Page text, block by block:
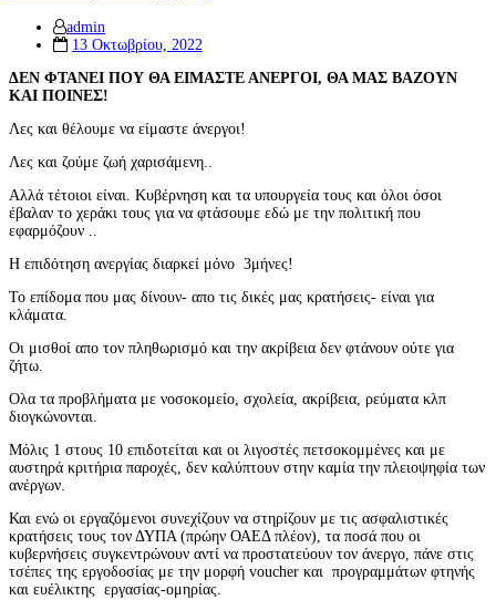
admin
Posted
13 Οκτωβρίου, 2022
ΔΕΝ ΦΤΑΝΕΙ ΠΟΥ ΘΑ ΕΙΜΑΣΤΕ ΑΝΕΡΓΟΙ, ΘΑ ΜΑΣ ΒΑΖΟΥΝ
ΚΑΙ ΠΟΙΝΕΣ!
Λες και θέλουμε να είμαστε άνεργοι!
Λες και ζούμε ζωή χαρισάμενη..
Αλλά τέτοιοι είναι. Κυβέρνηση και τα υπουργεία τους και όλοι όσοι
έβαλαν το χεράκι τους για να φτάσουμε εδώ με την πολιτική που
εφαρμόζουν ..
Η επιδότηση ανεργίας διαρκεί μόνο 3μήνες!
Το επίδομα που μας δίνουν- απο τις δικές μας κρατήσεις- είναι για
κλάματα.
Οι μισθοί απο τον πληθωρισμό και την ακρίβεια δεν φτάνουν ούτε για
ζήτω.
Ολα τα προβλήματα με νοσοκομείο, σχολεία, ακρίβεια, ρεύματα κλπ
διογκώνονται.
Μόλις 1 στους 10 επιδοτείται και οι λιγοστές πετσοκομμένες και με
αυστηρά κριτήρια παροχές, δεν καλύπτουν στην καμία την πλειοψηφία των
ανέργων.
Και ενώ οι εργαζόμενοι συνεχίζουν να στηρίζουν με τις ασφαλιστικές
κρατήσεις τους τον ΔΥΠΑ (πρώην ΟΑΕΔ πλέον), τα ποσά που οι
κυβερνήσεις συγκεντρώνουν αντί να προστατεύουν τον άνεργο, πάνε στις
τσέπες της εργοδοσίας με την μορφή voucher και προγραμμάτων φτηνής
και ευέλικτης εργασίας-ομηρίας.